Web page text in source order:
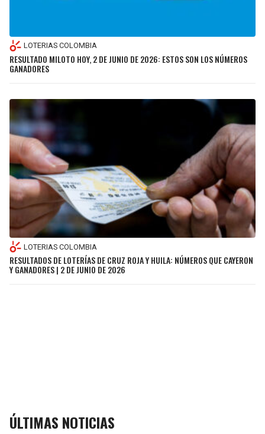
LOTERIAS COLOMBIA
RESULTADO MILOTO HOY, 2 DE JUNIO DE 2026: ESTOS SON LOS NÚMEROS
GANADORES
LOTERIAS COLOMBIA
RESULTADOS DE LOTERÍAS DE CRUZ ROJA Y HUILA: NÚMEROS QUE CAYERON
Y GANADORES | 2 DE JUNIO DE 2026
ÚLTIMAS NOTICIAS